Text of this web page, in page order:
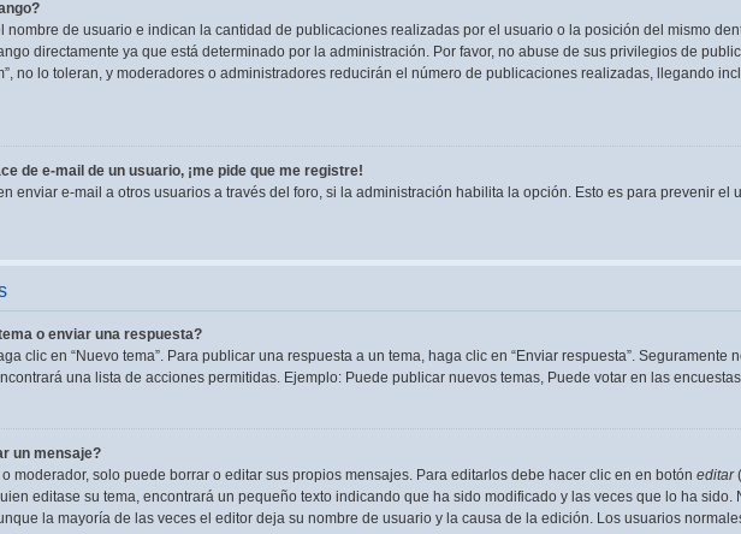
nombre de usuario e indican la cantidad de publicaciones realizadas por el usuario o la posición del mismo
directamente ya que está determinado por la administración. Por favor, no abuse de sus privilegios de
no lo toleran, y moderadores o administradores reducirán el número de publicaciones realizadas, llegando
de e-mail de un usuario, ¡me pide que me registre!
enviar e-mail a otros usuarios a través del foro, si la administración habilita la opción. Esto es para prevenir el
o enviar una respuesta?
clic en “Nuevo tema”. Para publicar una respuesta a un tema, haga clic en “Enviar respuesta”.
una lista de acciones permitidas. Ejemplo: Puede publicar nuevos temas, Puede votar en las
un mensaje?
moderador, solo puede borrar o editar sus propios mensajes. Para editarlos debe hacer clic en en botón editar
editase su tema, encontrará un pequeño texto indicando que ha sido modificado y las veces que lo ha sido.
la mayoría de las veces el editor deja su nombre de usuario y la causa de la edición. Los usuarios